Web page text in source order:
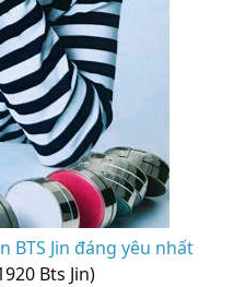
BTS Jin đáng yêu nhất
Bts Jin)